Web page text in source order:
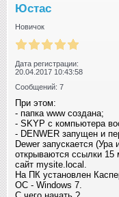
Юстас
Новичок
Дата регистрации:
20.04.2017 10:43:58
Сообщений: 7
При этом:
- папка www создана;
- SKYP с компьютера
- DENWER запущен и
Dewer запускается
открываются ссылки 15
сайт mysite.local.
На ПК установлен
ОС - Windows 7.